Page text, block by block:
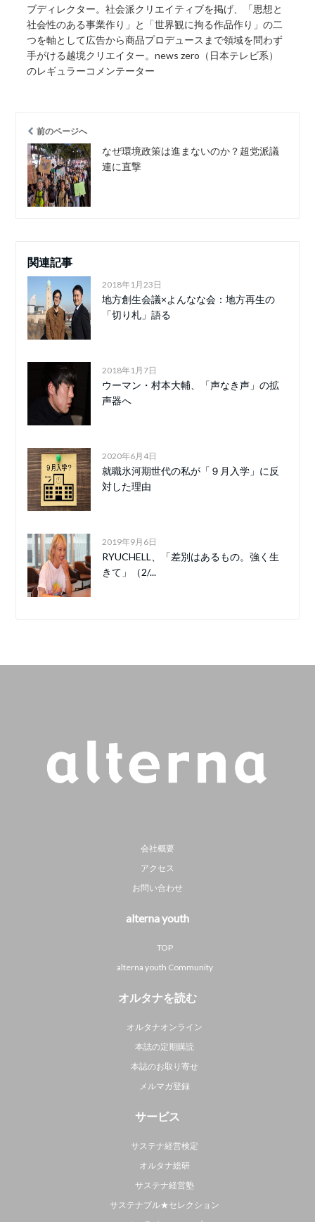
ブディレクター。社会派クリエイティブを掲げ、「思想と
社会性のある事業作り」と「世界観に拘る作品作り」の二
つを軸として広告から商品プロデュースまで領域を問わず
手がける越境クリエイター。news zero（日本テレビ系）
のレギュラーコメンテーター
前のページへ
なぜ環境政策は進まないのか？超党派議
連に直撃
関連記事
2018年1月23日
地方創生会議×よんなな会：地方再生の
「切り札」語る
2018年1月7日
ウーマン・村本大輔、「声なき声」の拡
声器へ
2020年6月4日
就職氷河期世代の私が「９月入学」に反
対した理由
2019年9月6日
RYUCHELL、「差別はあるもの。強く生
きて」（2/...
会社概要
アクセス
お問い合わせ
alterna youth
TOP
alterna youth Community
オルタナを読む
オルタナオンライン
本誌の定期購読
本誌のお取り寄せ
メルマガ登録
サービス
サステナ経営検定
オルタナ総研
サステナ経営塾
サステナブル★セレクション